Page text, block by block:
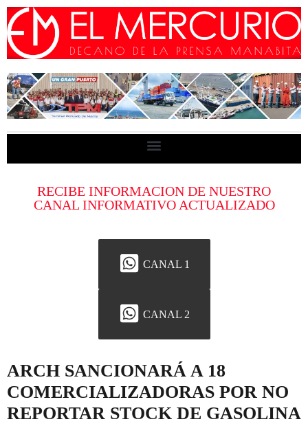
RECIBE INFORMACION DE NUESTRO
CANAL INFORMATIVO ACTUALIZADO
CANAL 1
CANAL 2
ARCH SANCIONARÁ A 18
COMERCIALIZADORAS POR NO
REPORTAR STOCK DE GASOLINA